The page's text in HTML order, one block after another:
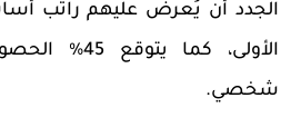
الجدد أن يُعرض عليهم راتب
الأولى، كما
شخصي.